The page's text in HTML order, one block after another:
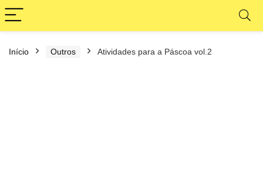
Início Outros Atividades para a Páscoa vol.2